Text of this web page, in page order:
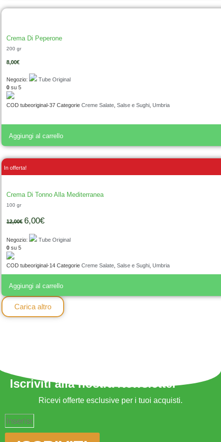
Crema Di Peperone
200 gr
8,00€
Negozio:
Tube Original
0 su 5
COD tubeoriginal-37 Categorie Creme Salate Salse e Sughi Umbria
Aggiungi al carrello
In offerta!
Crema Di Tonno Alla Mediterranea
100 gr
12,00€ 6,00€
Negozio:
Tube Original
0 su 5
COD tubeoriginal-14 Categorie Creme Salate, Salse e Sughi, Umbria
Aggiungi al carrello
Carica altro
Iscriviti alla nostra Newsletter
Ricevi offerte esclusive per i tuoi acquisti.